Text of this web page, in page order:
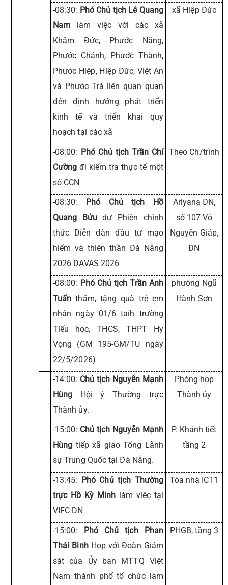
-08:30: Phó Chủ tịch Lê Quang
Nam làm việc với các xã
Khâm Đức, Phước Năng,
Phước Chánh, Phước Thành,
Phước Hiệp, Hiệp Đức, Việt An
và Phước Trà liên quan quan
đến định hướng phát triển
kinh tế và triển khai quy
hoạch tại các xã
xã Hiệp Đức
-08:00: Phó Chủ tịch Trần Chí
Cường đi kiểm tra thực tế một
số CCN
Theo Ch/trình
-08:30: Phó Chủ tịch Hồ
Quang Bửu dự Phiên chính
thức Diễn đàn đầu tư mạo
hiểm và thiên thần Đà Nẵng
2026 DAVAS 2026
Ariyana ĐN,
số 107 Võ
Nguyên Giáp,
ĐN
-08:00: Phó Chủ tịch Trần Anh
Tuấn thăm, tặng quà trẻ em
nhân ngày 01/6 taih trường
Tiểu học, THCS, THPT Hy
Vọng (GM 195-GM/TU ngày
22/5/2026)
phường Ngũ
Hành Sơn
-14:00: Chủ tịch Nguyễn Mạnh
Hùng Hội ý Thường trực
Thành ủy.
Phòng họp
Thành ủy
-15:00: Chủ tịch Nguyễn Mạnh
Hùng tiếp xã giao Tổng Lãnh
sự Trung Quốc tại Đà Nẵng.
P. Khánh tiết
tầng 2
-13:45: Phó Chủ tịch Thường
trực Hồ Kỳ Minh làm việc tại
VIFC-DN
Tòa nhà ICT1
-15:00: Phó Chủ tịch Phan
Thái BìnhHọp với Đoàn Giám
sát của Ủy ban MTTQ Việt
Nam thành phố tổ chức làm
PHGB, tầng 3